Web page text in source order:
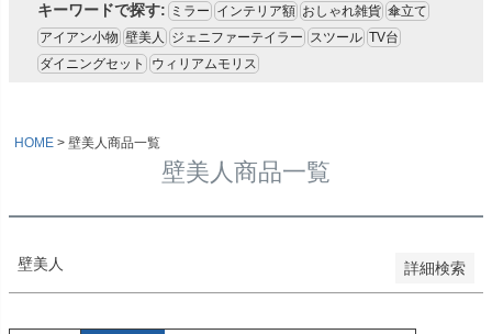
キーワードで探す: ミラー インテリア額 おしゃれ雑貨 傘立て
アイアン小物 壁美人 ジェニファーテイラー スツール TV台
ダイニングセット
ウィリアムモリス
HOME 壁美人商品一覧
壁美人商品一覧
壁美人 詳細検索
並び順
新着順
登録順
レビュー順
キーワードヒット順
検索